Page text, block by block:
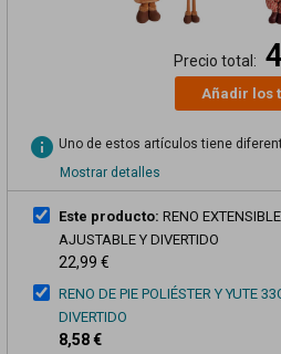
Precio total:
Añadir los
info Uno de estos artículos tiene
Mostrar detalles
Este producto: RENO
AJUSTABLE Y DIVERTIDO
22,99 €
RENO DE PIE POLIÉSTER Y YUTE
DIVERTIDO
8,58 €